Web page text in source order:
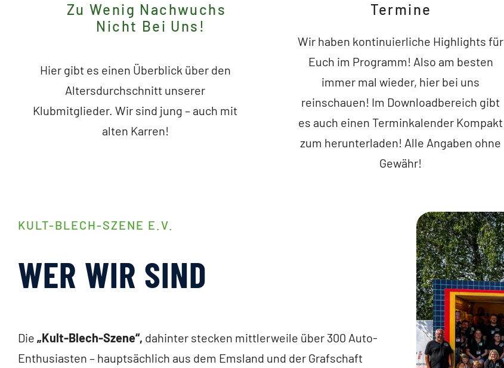
Zu Wenig Nachwuchs
Nicht Bei Uns!
Hier gibt es einen Überblick über den
Altersdurchschnitt unserer
Klubmitglieder. Wir sind jung – auch mit
alten Karren!
Termine
Wir haben kontinuierliche Highlights für
Euch im Programm! Also am besten
immer mal wieder, hier bei uns
reinschauen! Im Downloadbereich gibt
es auch einen Terminkalender Kompakt
zum herunterladen! Alle Angaben ohne
Gewähr!
KULT-BLECH-SZENE E.V.
WER WIR SIND
Die „Kult-Blech-Szene“, dahinter stecken mittlerweile über 300 Auto-
Enthusiasten – hauptsächlich aus dem Emsland und der Grafschaft